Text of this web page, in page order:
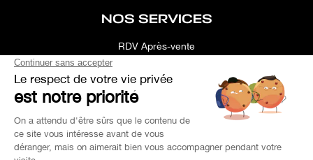
NOS SERVICES
RDV Après-vente
Simulateur
Recherche Personnalisée